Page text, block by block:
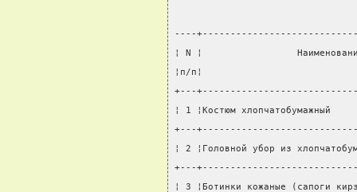
----
¦ N ¦
¦п/п¦
+---
¦ 1 ¦Костюм
+---
¦ 2 ¦Головной убор из
+---
¦ 3 ¦Ботинки кожаные